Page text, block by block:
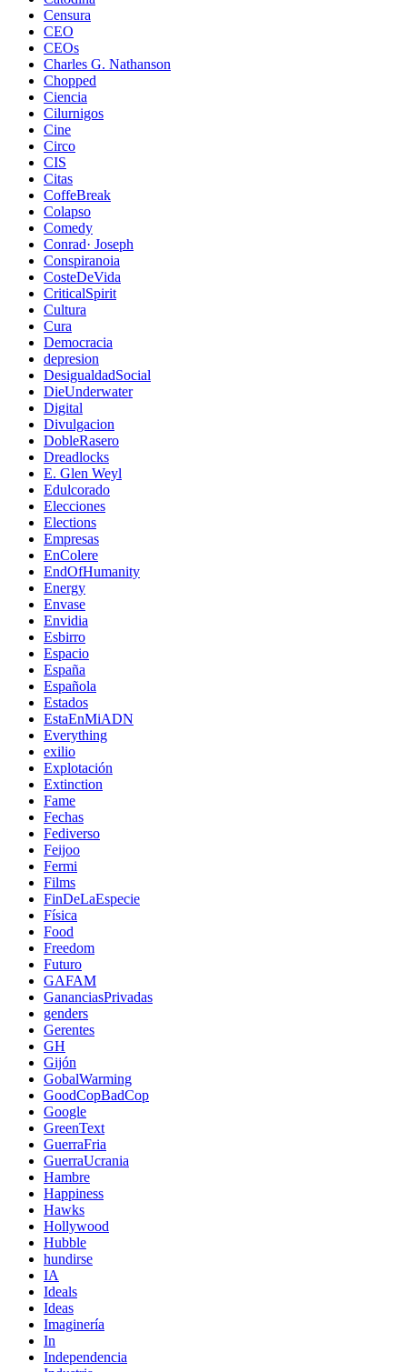
Censura
CEO
CEOs
Charles G. Nathanson
Chopped
Ciencia
Cilurnigos
Cine
Circo
CIS
Citas
CoffeBreak
Colapso
Comedy
Conrad· Joseph
Conspiranoia
CosteDeVida
CriticalSpirit
Cultura
Cura
Democracia
depresion
DesigualdadSocial
DieUnderwater
Digital
Divulgacion
DobleRasero
Dreadlocks
E. Glen Weyl
Edulcorado
Elecciones
Elections
Empresas
EnColere
EndOfHumanity
Energy
Envase
Envidia
Esbirro
Espacio
España
Española
Estados
EstaEnMiADN
Everything
exilio
Explotación
Extinction
Fame
Fechas
Fediverso
Feijoo
Fermi
Films
FinDeLaEspecie
Física
Food
Freedom
Futuro
GAFAM
GananciasPrivadas
genders
Gerentes
GH
Gijón
GobalWarming
GoodCopBadCop
Google
GreenText
GuerraFria
GuerraUcrania
Hambre
Happiness
Hawks
Hollywood
Hubble
hundirse
IA
Ideals
Ideas
Imaginería
In
Independencia